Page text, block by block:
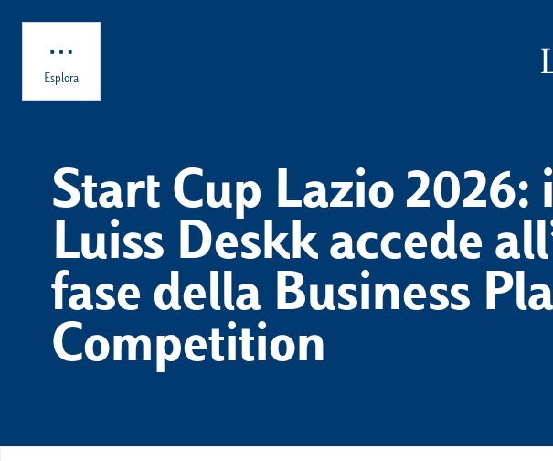
Esplora
Start Cup Lazio 2026:
Luiss Deskk accede
fase della Business
Competition